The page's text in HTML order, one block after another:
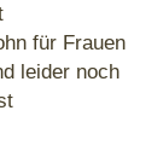
für Frauen
leider noch